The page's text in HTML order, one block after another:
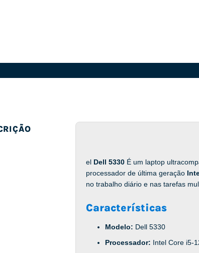
el Dell 5330 É um laptop
processador de última geração
no trabalho diário e nas tarefas
Características
Modelo: Dell 5330
Processador: Intel Core i5-